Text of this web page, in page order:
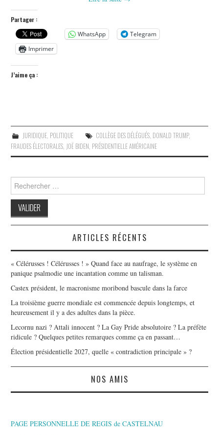
Partager :
WhatsApp
Telegram
Imprimer
J’aime ça :
JURIDIQUE, POLITIQUE COLLÈGE DES DÉLÉGUÉS, DONALD TRUMP,
FRAUDES ÉLECTORALES, JOË BIDEN, PRÉSIDENTIELLE AMÉRICAINE
Search
for:
ARTICLES RÉCENTS
« Célérusses ! Célérusses ! » Quand face au naufrage, le système en
panique psalmodie une incantation comme un talisman.
Castex président, le macronisme moribond bascule dans la farce
La troisième guerre mondiale est commencée depuis longtemps, et
heureusement il y a des adultes dans la pièce.
Lecornu nazi ? Attali innocent ? La Gay Pride absolutoire ? La préfète
ridicule ? Quelques petites remarques comme ça en passant…
Élection présidentielle 2027, quelle « contradiction principale » ?
NOS AMIS
PAGE PERSONNELLE DE REGIS de CASTELNAU